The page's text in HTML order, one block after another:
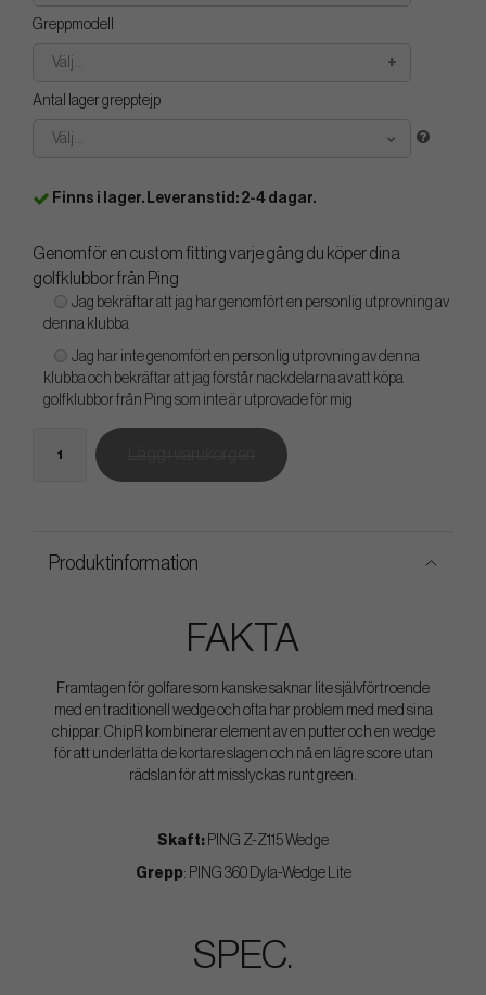
Greppmodell
Välj...
Antal lager grepptejp
Välj...
Finns i lager. Leveranstid: 2-4 dagar.
Genomför en custom fitting varje gång du köper dina
golfklubbor från Ping
Jag bekräftar att jag har genomfört en personlig utprovning av
denna klubba
Jag har inte genomfört en personlig utprovning av denna
klubba och bekräftar att jag förstår nackdelarna av att köpa
golfklubbor från Ping som inte är utprovade för mig
Produktinformation
FAKTA
Framtagen för golfare som kanske saknar lite självförtroende
med en traditionell wedge och ofta har problem med med sina
chippar. ChipR kombinerar element av en putter och en wedge
för att underlätta de kortare slagen och nå en lägre score utan
rädslan för att misslyckas runt green.
Skaft: PING Z-Z115 Wedge
Grepp: PING 360 Dyla-Wedge Lite
SPEC.